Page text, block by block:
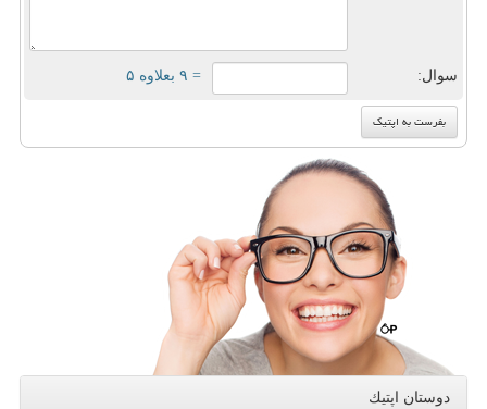
سوال: = ۹ بعلاوه ۵
دوستان اپتیك